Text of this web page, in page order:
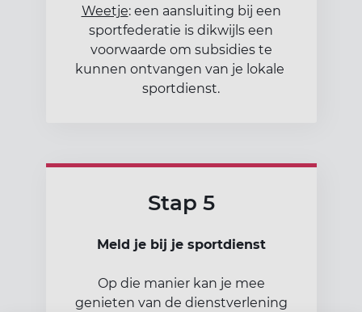
Weetje: een aansluiting bij een
sportfederatie is dikwijls een
voorwaarde om subsidies te
kunnen ontvangen van je lokale
sportdienst.
Stap 5
Meld je bij je sportdienst
Op die manier kan je mee
genieten van de dienstverlening